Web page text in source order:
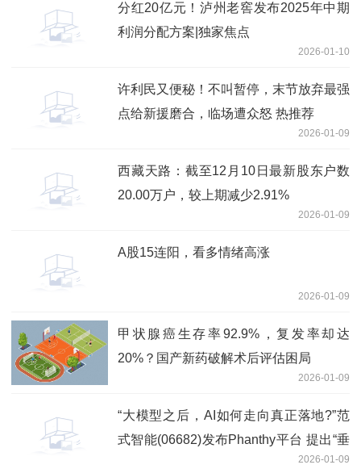
分红20亿元！泸州老窖发布2025年中期
利润分配方案|独家焦点
2026-01-10
许利民又便秘！不叫暂停，末节放弃最强
点给新援磨合，临场遭众怒 热推荐
2026-01-09
西藏天路：截至12月10日最新股东户数
20.00万户，较上期减少2.91%
2026-01-09
A股15连阳，看多情绪高涨
2026-01-09
甲状腺癌生存率92.9%，复发率却达
20%？国产新药破解术后评估困局
2026-01-09
“大模型之后，AI如何走向真正落地?”范
式智能(06682)发布Phanthy平台 提出“垂
2026-01-09